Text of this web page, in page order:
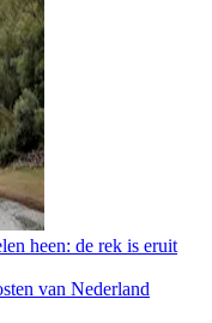
heen: de rek is eruit
van Nederland